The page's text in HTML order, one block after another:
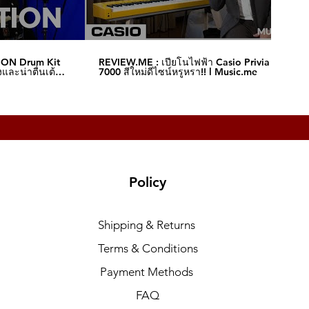
Drum Kit
ละน่าตื่นเต้น‼️
REVIEW.ME : เปียโนไฟฟ้า Casio Privia S-
7000 สีใหม่ดีไซน์หรูหรา!! l Music.me
Policy
Shipping & Returns
Terms & Conditions
Payment Methods
FAQ